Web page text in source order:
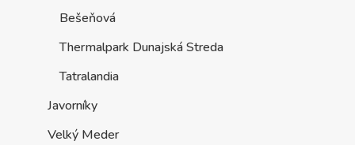
Bešeňová
Thermalpark Dunajská Streda
Tatralandia
Javorníky
Velký Meder